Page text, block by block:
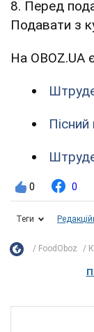
8. Перед
Подавати з
На OBOZ.UA
0 0
Теги
FoodOboz